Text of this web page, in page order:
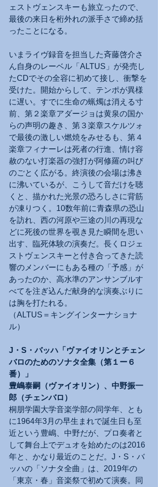
ェストヴェンスキーも旅立ったので、
最後の来日を桁外れの派手さで締め括
ったことになる。
いまライヴ録音を担当した斉藤啓介さ
ん自身のレーベル「ALTUS」が発売し
たCDでその全容に初めて接し、衝撃を
受けた。開始からして、テンポが異様
に遅い。すでに生命の蝋燭は消える寸
前、第２楽章アダージョは黄泉の国か
らの声明の趣き、第３楽章スケルツォ
で最後の激しい燃焼をみせるも、第４
楽章フィナーレは死者の行進、情け容
赦のない打楽器の強打が阿修羅の叫び
のごとく広がる。終演後の会場は沸き
に沸いているが、こうして音だけを聴
くと、描かれた光景の恐ろしさに背筋
が凍りつく。10数年前に青森県の恐山
を訪れ、西の河原や三途の川の再現な
どに死後の世界を覗き見た瞬間を思い
出す、臨死体験の演奏だ。長くロジェ
ストヴェンスキーと付き合ってきた読
響のメンバーにもある種の「予感」が
あったのか、高水準のアンサンブルす
べてを注ぎ込んだ献身的な演奏ぶりに
は胸を打たれる。
（ALTUS＝キングインターナショナ
ル）
J・S・バッハ「ヴァイオリンとチェン
バロのためのソナタ全集（第１ー６
番）」
豊嶋泰嗣（ヴァイオリン）、中野振一
郎（チェンバロ）
桐朋学園大学音楽学部の同学年、とも
に1964年3月の早生まれで誕生日も至
近という豊嶋、中野だが、プロ奏者と
して舞台上でデュオを始めたのは2016
年と、かなり最近のことだ。J・S・バ
ッハの「ソナタ全曲」は、2019年の
「東京・春」音楽祭で初めて演奏。同